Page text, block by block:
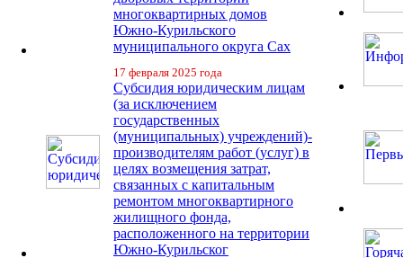
многоквартирных домов
Южно-Курильского
муниципального округа Сах
17 февраля 2025 года
Субсидия юридическим лицам
(за исключением
государственных
(муниципальных) учреждений)-
производителям работ (услуг) в
целях возмещения затрат,
связанных с капитальным
ремонтом многоквартирного
жилищного фонда,
расположенного на территории
Южно-Курильског